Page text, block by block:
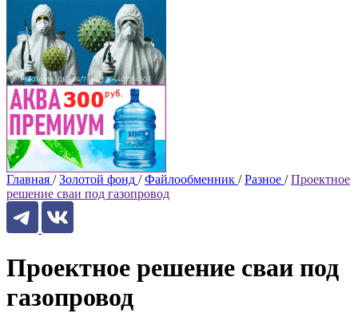
Главная / Золотой фонд / Файлообменник / Разное / Проектное
решение сваи под газопровод
Проектное решение сваи под
газопровод